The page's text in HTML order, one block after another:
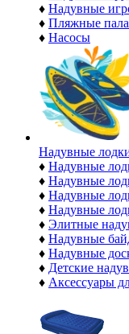
♦ Надувные
♦ Пляжные
♦ Насосы
Надувные
♦ Надувные
♦ Надувные
♦ Надувные
♦ Надувные
♦ Элитные
♦ Надувные
♦ Надувные
♦ Детские
♦ Аксессуары